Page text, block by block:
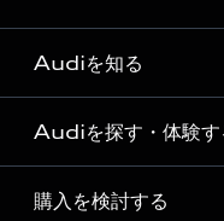
Audiを知る
Audi ブランド
Story of Progress
Audiを探す・体験す
ディーラー検索
購入を検討する